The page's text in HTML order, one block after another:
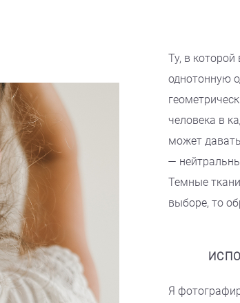
Ту, в
однотонную
человека в
может
—
Темные
выборе, то
Я